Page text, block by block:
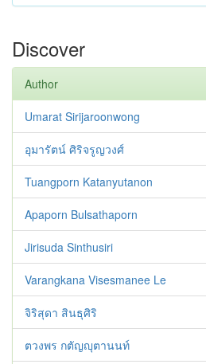
Discover
Author
Umarat Sirijaroonwong
อุมารัตน์ ศิริจรูญวงศ์
Tuangporn Katanyutanon
Apaporn Bulsathaporn
Jirisuda Sinthusiri
Varangkana Visesmanee Le
จิริสุดา สินธุศิริ
ตวงพร กตัญญุตานนท์